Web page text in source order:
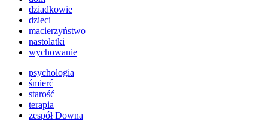
dziadkowie
dzieci
macierzyństwo
nastolatki
wychowanie
psychologia
śmierć
starość
terapia
zespół Downa